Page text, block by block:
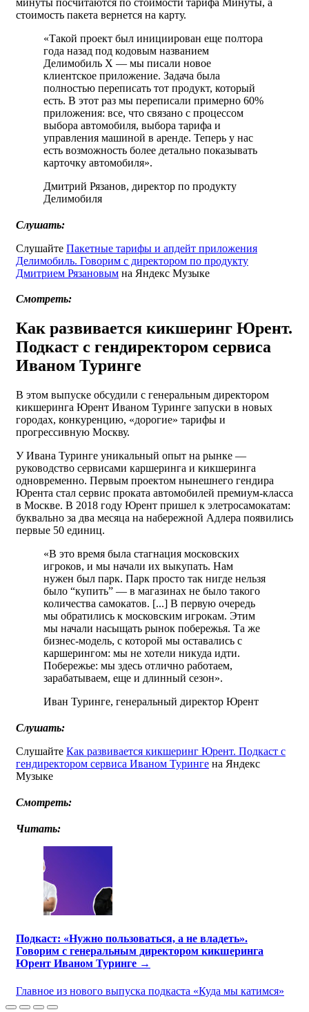
стоимость пакета вернется на карту.
«Такой проект был инициирован еще полтора
года назад под кодовым названием
Делимобиль X — мы писали новое
клиентское приложение. Задача была
полностью переписать тот продукт, который
есть. В этот раз мы переписали примерно 60%
приложения: все, что связано с процессом
выбора автомобиля, выбора тарифа и
управления машиной в аренде. Теперь у нас
есть возможность более детально показывать
карточку автомобиля».
Дмитрий Рязанов, директор по продукту
Делимобиля
Слушать:
Слушайте Пакетные тарифы и апдейт приложения
Делимобиль. Говорим с директором по продукту
Дмитрием Рязановым на Яндекс Музыке
Смотреть:
Как развивается кикшеринг Юрент.
Подкаст с гендиректором сервиса
Иваном Туринге
В этом выпуске обсудили с генеральным директором
кикшеринга Юрент Иваном Туринге запуски в новых
городах, конкуренцию, «дорогие» тарифы и
прогрессивную Москву.
У Ивана Туринге уникальный опыт на рынке —
руководство сервисами каршеринга и кикшеринга
одновременно. Первым проектом нынешнего гендира
Юрента стал сервис проката автомобилей премиум-класса
в Москве. В 2018 году Юрент пришел к элетросамокатам:
буквально за два месяца на набережной Адлера появились
первые 50 единиц.
«В это время была стагнация московских
игроков, и мы начали их выкупать. Нам
нужен был парк. Парк просто так нигде нельзя
было “купить” — в магазинах не было такого
количества самокатов. [...] В первую очередь
мы обратились к московским игрокам. Этим
мы начали насыщать рынок побережья. Та же
бизнес-модель, с которой мы оставались с
каршерингом: мы не хотели никуда идти.
Побережье: мы здесь отлично работаем,
зарабатываем, еще и длинный сезон».
Иван Туринге, генеральный директор Юрент
Слушать:
Слушайте Как развивается кикшеринг Юрент. Подкаст с
гендиректором сервиса Иваном Туринге на Яндекс
Музыке
Смотреть:
Читать:
Подкаст: «Нужно пользоваться, а не владеть».
Говорим с генеральным директором кикшеринга
Юрент Иваном Туринге →
Главное из нового выпуска подкаста «Куда мы катимся»